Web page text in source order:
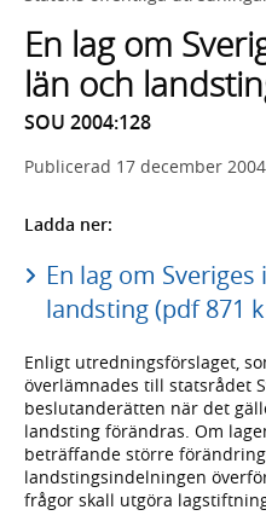
lista
med
sökförslag
En lag om
län och
SOU 2004:128
Publicerad 17 december 2004
Ladda ner:
En lag om
landsting (pdf 871
Enligt utredningsförslaget,
överlämnades till statsrådet
beslutanderätten när det
landsting förändras. Om
beträffande större
landstingsindelningen
frågor skall utgöra